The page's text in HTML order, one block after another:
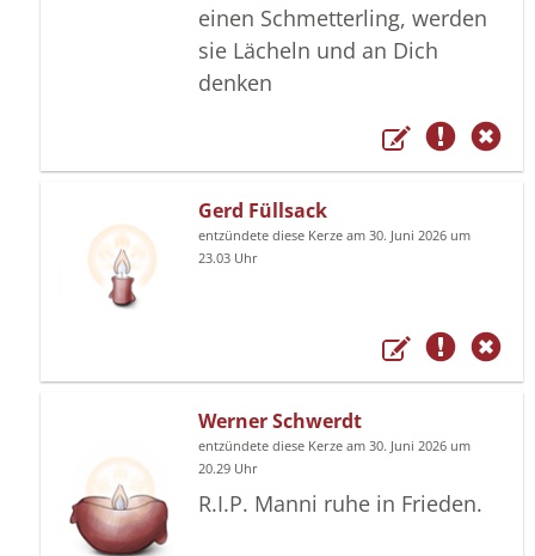
einen Schmetterling, werden
sie Lächeln und an Dich
denken
Gerd Füllsack
entzündete diese Kerze am 30. Juni 2026 um
23.03 Uhr
Werner Schwerdt
entzündete diese Kerze am 30. Juni 2026 um
20.29 Uhr
R.I.P. Manni ruhe in Frieden.